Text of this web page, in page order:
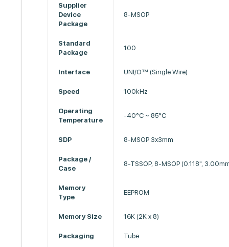
Supplier
Device
Package
8-MSOP
Standard
Package
100
Interface UNI/O™ (Single Wire)
Speed 100kHz
Operating
Temperature
-40°C ~ 85°C
SDP 8-MSOP 3x3mm
Package /
Case
8-TSSOP, 8-MSOP (0.118",
Memory
Type
EEPROM
Memory Size 16K (2K x 8)
Packaging Tube